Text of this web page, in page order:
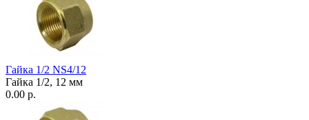
Гайка 1/2 NS4/12
Гайка 1/2, 12 мм
0.00 р.